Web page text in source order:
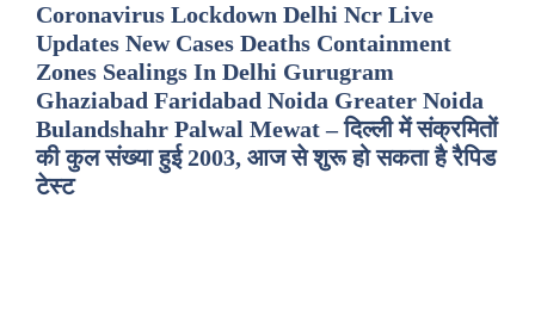
Coronavirus Lockdown Delhi Ncr Live
Updates New Cases Deaths Containment
Zones Sealings In Delhi Gurugram
Ghaziabad Faridabad Noida Greater Noida
Bulandshahr Palwal Mewat – दिल्ली में संक्रमितों
की कुल संख्या हुई 2003, आज से शुरू हो सकता है रैपिड
टेस्ट